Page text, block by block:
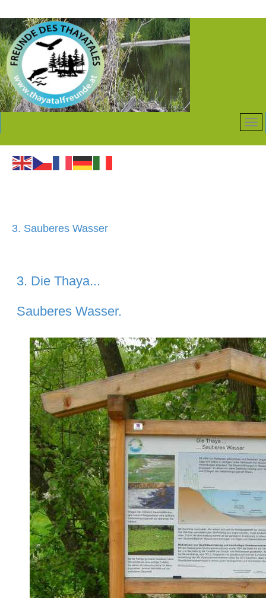
3. Sauberes Wasser
3. Die Thaya...
Sauberes Wasser.